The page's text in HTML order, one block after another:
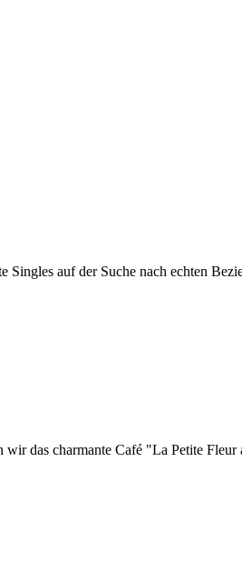
auf der Suche nach echten
das charmante Café "La Petite